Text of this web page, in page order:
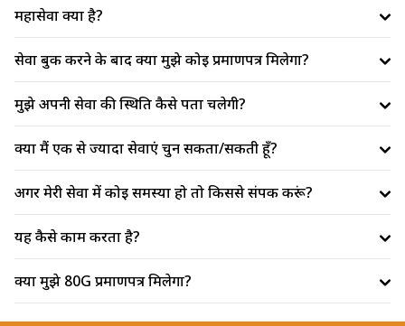
पहुंचने में सक्षम होते हैं।
महासेवा क्या है?
सेवा बुक करने के बाद क्या मुझे कोई प्रमाणपत्र मिलेगा?
मुझे अपनी सेवा की स्थिति कैसे पता चलेगी?
क्या मैं एक से ज्यादा सेवाएं चुन सकता/सकती हूँ?
अगर मेरी सेवा में कोई समस्या हो तो किससे संपर्क करूं?
यह कैसे काम करता है?
क्या मुझे 80G प्रमाणपत्र मिलेगा?